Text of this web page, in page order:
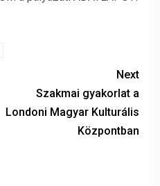
Next
Szakmai gyakorlat a
Londoni Magyar Kulturális
Központban